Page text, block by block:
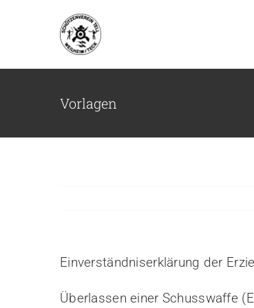
Vorlagen
Einverständniserklärung der
Überlassen einer Schusswaffe